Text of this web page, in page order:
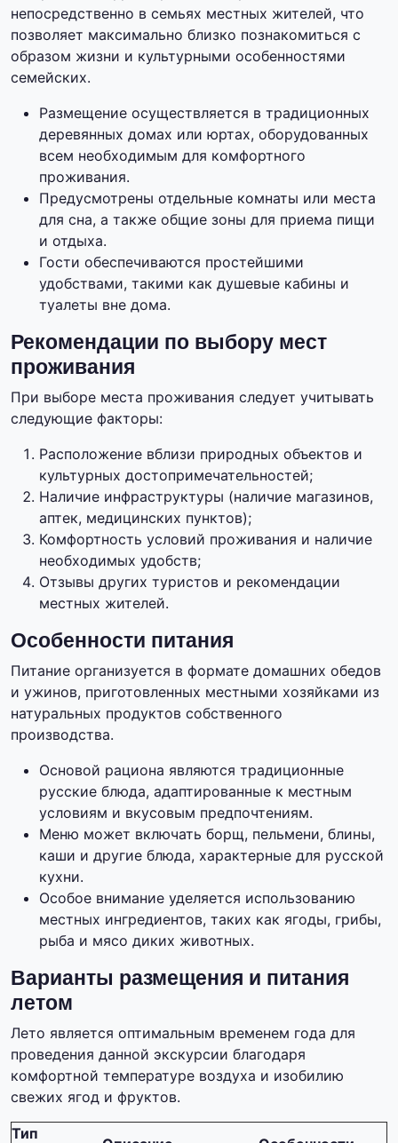
непосредственно в семьях местных жителей, что
позволяет максимально близко познакомиться с
образом жизни и культурными особенностями
семейских.
Размещение осуществляется в традиционных
деревянных домах или юртах, оборудованных
всем необходимым для комфортного
проживания.
Предусмотрены отдельные комнаты или места
для сна, а также общие зоны для приема пищи
и отдыха.
Гости обеспечиваются простейшими
удобствами, такими как душевые кабины и
туалеты вне дома.
Рекомендации по выбору мест
проживания
При выборе места проживания следует учитывать
следующие факторы:
Расположение вблизи природных объектов и
культурных достопримечательностей;
Наличие инфраструктуры (наличие магазинов,
аптек, медицинских пунктов);
Комфортность условий проживания и наличие
необходимых удобств;
Отзывы других туристов и рекомендации
местных жителей.
Особенности питания
Питание организуется в формате домашних обедов
и ужинов, приготовленных местными хозяйками из
натуральных продуктов собственного
производства.
Основой рациона являются традиционные
русские блюда, адаптированные к местным
условиям и вкусовым предпочтениям.
Меню может включать борщ, пельмени, блины,
каши и другие блюда, характерные для русской
кухни.
Особое внимание уделяется использованию
местных ингредиентов, таких как ягоды, грибы,
рыба и мясо диких животных.
Варианты размещения и питания
летом
Лето является оптимальным временем года для
проведения данной экскурсии благодаря
комфортной температуре воздуха и изобилию
свежих ягод и фруктов.
Тип